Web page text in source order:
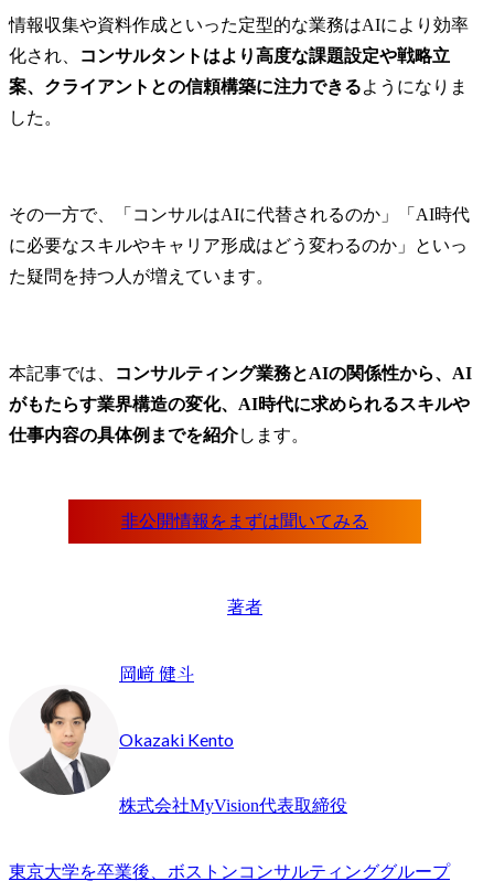
情報収集や資料作成といった定型的な業務はAIにより効率
化され、
コンサルタントはより高度な課題設定や戦略立
案、クライアントとの信頼構築に注力できるようになりま
した。
その一方で、「コンサルはAIに代替されるのか」「AI時代
に必要なスキルやキャリア形成はどう変わるのか」といっ
た疑問を持つ人が増えています。
本記事では、
コンサルティング業務とAIの関係性から、AI
がもたらす業界構造の変化、AI時代に求められるスキルや
仕事内容の具体例までを紹介します。
著者
岡﨑 健斗
Okazaki Kento
株式会社MyVision代表取締役
東京大学を卒業後、ボストンコンサルティンググループ